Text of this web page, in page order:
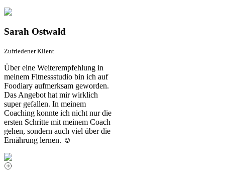
Sarah Ostwald
Zufriedener Klient
Über eine Weiterempfehlung in
meinem Fitnessstudio bin ich auf
Foodiary aufmerksam geworden.
Das Angebot hat mir wirklich
super gefallen. In meinem
Coaching konnte ich nicht nur die
ersten Schritte mit meinem Coach
gehen, sondern auch viel über die
Ernährung lernen. ☺️